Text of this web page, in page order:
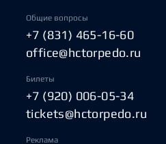
Общие вопросы
+7 (831) 465-16-60
office@hctorpedo.ru
Билеты
+7 (920) 006-05-34
tickets@hctorpedo.ru
Реклама